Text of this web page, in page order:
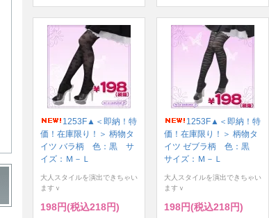
1253F▲＜即納！特
価！在庫限り！＞ 柄物タ
イツ バラ柄 色：黒 サ
イズ：Ｍ－Ｌ
大人スタイルを演出できちゃい
ますｖ
198円(税込218円)
1253F▲＜即納！特
価！在庫限り！＞ 柄物タ
イツ ゼブラ柄 色：黒
サイズ：Ｍ－Ｌ
大人スタイルを演出できちゃい
ますｖ
198円(税込218円)